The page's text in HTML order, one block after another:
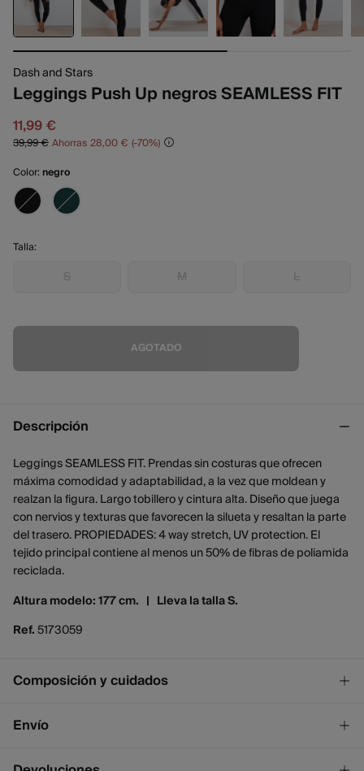
Dash and Stars
Leggings Push Up negros SEAMLESS FIT
11,99 €
39,99 €Ahorras28,00 € 70
Color: negro
Talla:
S M L
AGOTADO
Descripción
Leggings SEAMLESS FIT. Prendas sin costuras que ofrecen
máxima comodidad y adaptabilidad, a la vez que moldean y
realzan la figura. Largo tobillero y cintura alta. Diseño que juega
con nervios y texturas que favorecen la silueta y resaltan la parte
del trasero. PROPIEDADES: 4 way stretch, UV protection. El
tejido principal contiene al menos un 50% de fibras de poliamida
reciclada.
Altura modelo: 177 cm. | Lleva la talla S.
Ref.5173059
Composición y cuidados
Composición
Envío
Envío a tienda
¡GRATIS!